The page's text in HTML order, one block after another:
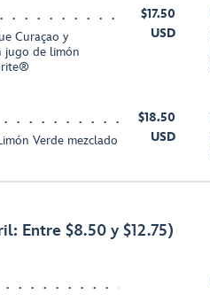
Curaçao y
jugo de limón
$17.50
USD
Verde mezclado
$18.50
USD
Entre $8.50 y $12.75)